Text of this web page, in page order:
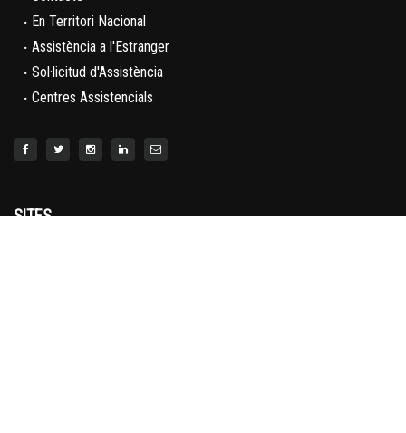
· En Territori Nacional
· Assistència a l'Estranger
· Sol·licitud d'Assistència
· Centres Assistencials
SITES